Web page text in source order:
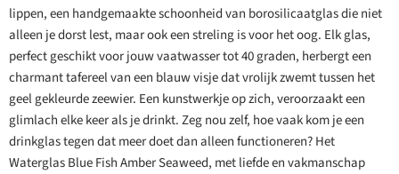
lippen, een handgemaakte schoonheid van borosilicaatglas die niet
alleen je dorst lest, maar ook een streling is voor het oog. Elk glas,
perfect geschikt voor jouw vaatwasser tot 40 graden, herbergt een
charmant tafereel van een blauw visje dat vrolijk zwemt tussen het
geel gekleurde zeewier. Een kunstwerkje op zich, veroorzaakt een
glimlach elke keer als je drinkt. Zeg nou zelf, hoe vaak kom je een
drinkglas tegen dat meer doet dan alleen functioneren? Het
Waterglas Blue Fish Amber Seaweed, met liefde en vakmanschap